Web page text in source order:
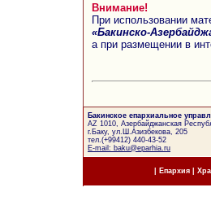
Внимание!
При использовании
«Бакинско-
а при размещении в
Бакинское епархиальное
AZ 1010, Азербайджанская
г.Баку, ул.Ш.Азизбекова, 205
тел.(+99412) 440-43-52
E-mail: baku@eparhia.ru
Епархия|